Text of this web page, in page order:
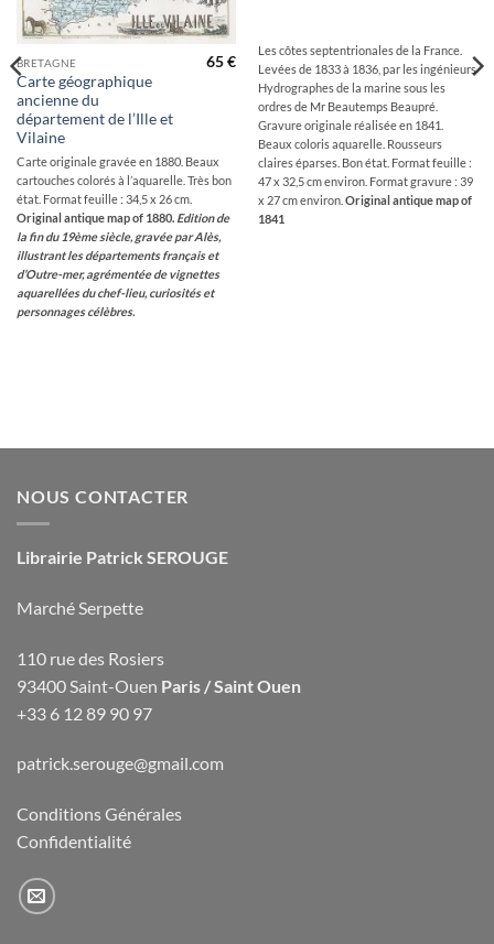
BRETAGNE
Carte géographique
ancienne du
département de l’Ille et
Vilaine
65€
Carte originale gravée en 1880. Beaux
cartouches colorés à l’aquarelle. Très bon
état. Format feuille : 34,5 x 26 cm.
Original antique map of 1880. Edition de
la fin du 19ème siècle, gravée par Alès,
illustrant les départements français et
d’Outre-mer, agrémentée de vignettes
aquarellées du chef-lieu, curiosités et
personnages célèbres.
Les côtes septentrionales de la France.
Levées de 1833 à 1836, par les ingénieurs
Hydrographes de la marine sous les
ordres de Mr Beautemps Beaupré.
Gravure originale réalisée en 1841.
Beaux coloris aquarelle. Rousseurs
claires éparses. Bon état. Format feuille :
47 x 32,5 cm environ. Format gravure : 39
x 27 cm environ. Original antique map of
1841
NOUS CONTACTER
Librairie Patrick SEROUGE
Marché Serpette
110 rue des Rosiers
93400 Saint-Ouen Paris / Saint Ouen
+33 6 12 89 90 97
patrick.serouge@gmail.com
Conditions Générales
Confidentialité